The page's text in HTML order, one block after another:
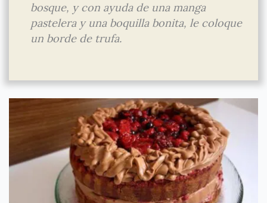
bosque, y con ayuda de una manga
pastelera y una boquilla bonita, le coloque
un borde de trufa.